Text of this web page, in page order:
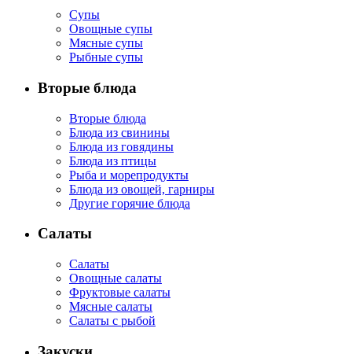
Супы
Овощные супы
Мясные супы
Рыбные супы
Вторые блюда
Вторые блюда
Блюда из свинины
Блюда из говядины
Блюда из птицы
Рыба и морепродукты
Блюда из овощей, гарниры
Другие горячие блюда
Салаты
Салаты
Овощные салаты
Фруктовые салаты
Мясные салаты
Салаты с рыбой